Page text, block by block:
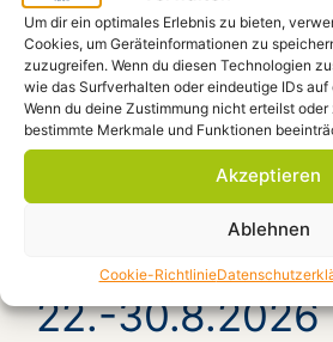
Um dir ein optimales Erlebnis zu bieten,
Cookies, um Geräteinformationen zu
zuzugreifen. Wenn du diesen Technologien
wie das Surfverhalten oder eindeutige IDs auf
Wenn du deine Zustimmung nicht erteilst
bestimmte Merkmale und Funktionen
Akzeptieren
Ablehnen
Cookie-Richtlinie
1960er-Jahre und singt auf
Ukrainisch, Russisch und
Spenden erwünscht ez / wd
Kategorien
Konzert,Kunst und Kultur,
Radioeins
22.-30.8.2026